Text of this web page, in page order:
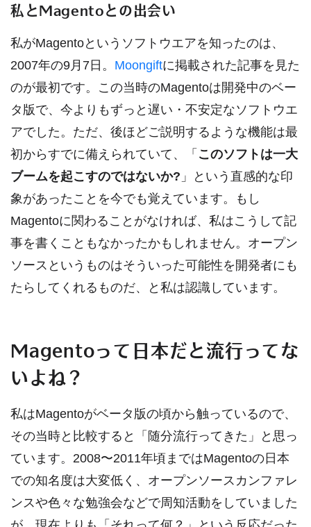
私とMagentoとの出会い
私がMagentoというソフトウエアを知ったのは、
2007年の9月7日。 Moongiftに掲載された記事を見た
のが最初です。この当時のMagentoは開発中のベー
タ版で、今よりもずっと遅い・不安定なソフトウエ
アでした。ただ、後ほどご説明するような機能は最
初からすでに備えられていて、「 このソフトは一大
ブームを起こすのではないか? 」という直感的な印
象があったことを今でも覚えています。もし
Magentoに関わることがなければ、私はこうして記
事を書くこともなかったかもしれません。オープン
ソースというものはそういった可能性を開発者にも
たらしてくれるものだ、と私は認識しています。
Magentoって日本だと流行ってな
いよね？
私はMagentoがベータ版の頃から触っているので、
その当時と比較すると「随分流行ってきた」と思っ
ています。2008〜2011年頃まではMagentoの日本
での知名度は大変低く、オープンソースカンファレ
ンスや色々な勉強会などで周知活動をしていました